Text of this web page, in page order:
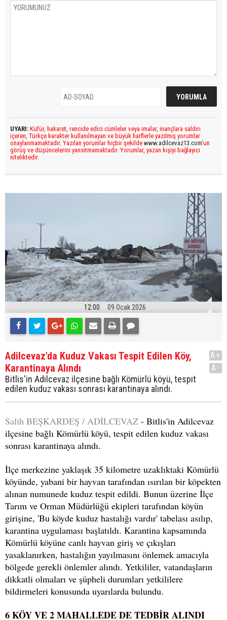
UYARI: Küfür, hakaret, rencide edici cümleler veya imalar, inançlara saldırı
içeren, Türkçe karakter kullanılmayan ve büyük harflerle yazılmış yorumlar
onaylanmamaktadır. Yazılan yorumlar hiçbir şekilde www.adilcevaz13.com’un
görüş ve düşüncelerini yansıtmamaktadır. Yorumlar, yazan kişiyi bağlayıcı
niteliktedir.
12:00 09 Ocak 2026
Adilcevaz'da Kuduz Vakası Tespit Edilen Köy,
Karantinaya Alındı
Bitlis'in Adilcevaz ilçesine bağlı Kömürlü köyü, tespit
edilen kuduz vakası sonrası karantinaya alındı.
A+
A-
Salih BEŞKARDEŞ / ADİLCEVAZ - Bitlis'in Adilcevaz
ilçesine bağlı Kömürlü köyü, tespit edilen kuduz vakası
sonrası karantinaya alındı.
İlçe merkezine yaklaşık 35 kilometre uzaklıktaki Kömürlü
köyünde, yabani bir hayvan tarafından ısırılan bir köpekten
alınan numunede kuduz tespit edildi. Bunun üzerine İlçe
Tarım ve Orman Müdürlüğü ekipleri tarafından köyün
girişine, 'Bu köyde kuduz hastalığı vardır' tabelası asılıp,
karantina uygulaması başlatıldı. Karantina kapsamında
Kömürlü köyüne canlı hayvan giriş ve çıkışları
yasaklanırken, hastalığın yayılmasını önlemek amacıyla
bölgede gerekli önlemler alındı. Yetkililer, vatandaşların
dikkatli olmaları ve şüpheli durumları yetkililere
bildirmeleri konusunda uyarılarda bulundu.
6 KÖY VE 2 MAHALLEDE DE TEDBİR ALINDI